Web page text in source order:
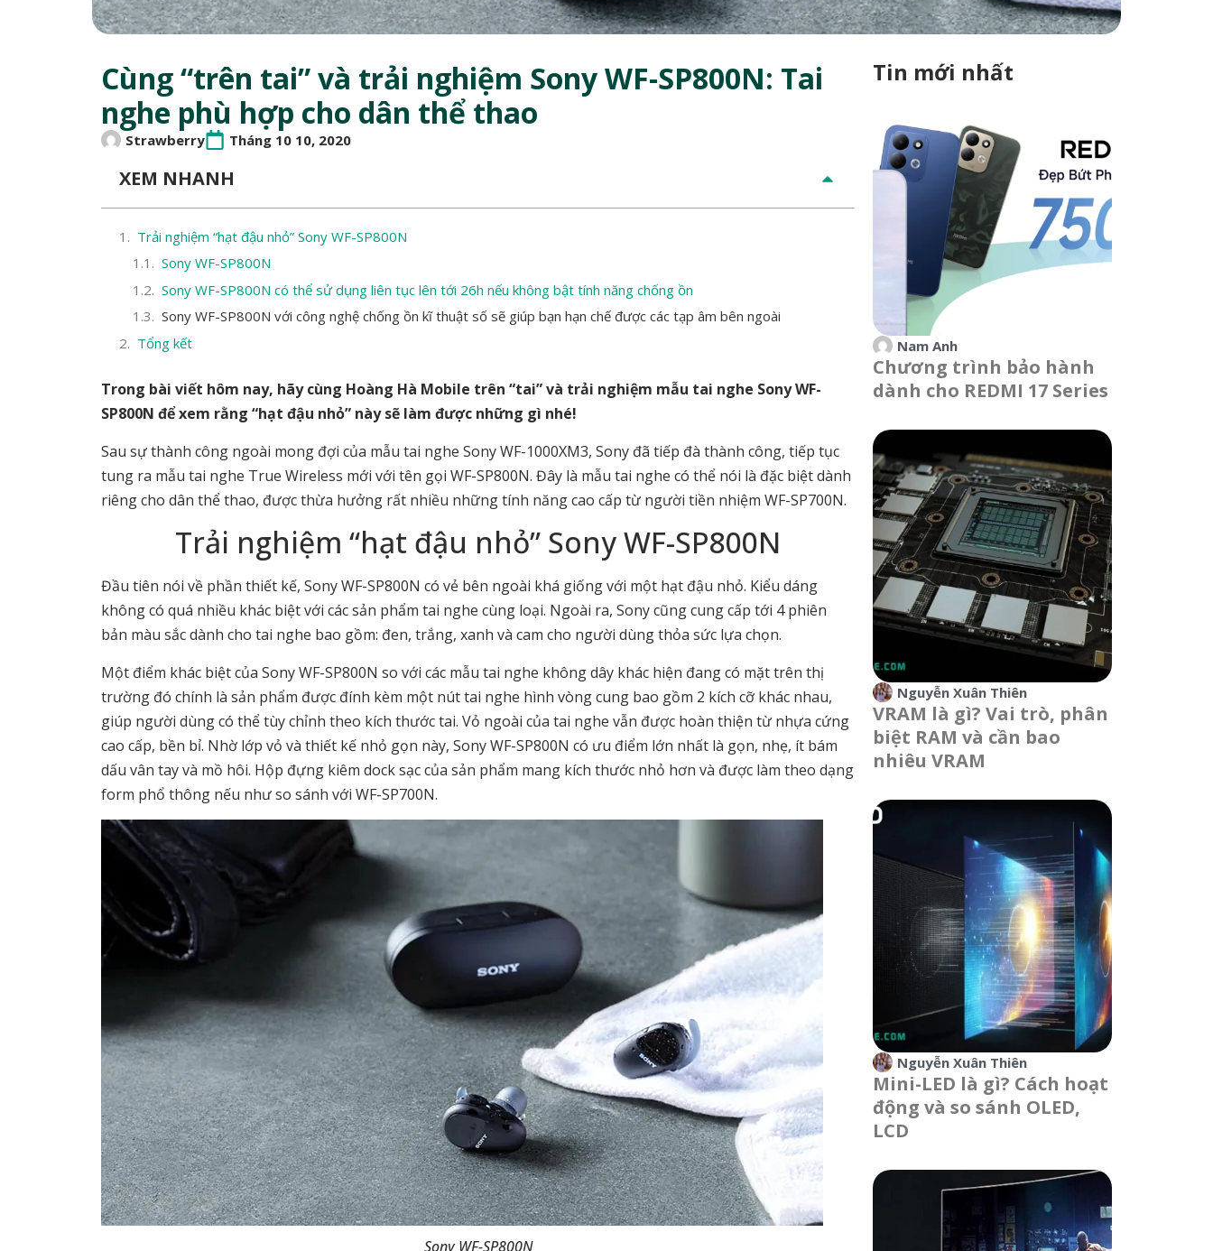
Cùng “trên tai” và trải nghiệm Sony WF-SP800N: Tai
nghe phù hợp cho dân thể thao
Strawberry Tháng 10 10, 2020
XEM NHANH
Trải nghiệm “hạt đậu nhỏ” Sony WF-SP800N
Sony WF-SP800N
Sony WF-SP800N có thể sử dụng liên tục lên tới 26h nếu không bật tính năng chống ồn
Sony WF-SP800N với công nghệ chống ồn kĩ thuật số sẽ giúp bạn hạn chế được các tạp âm bên ngoài
Tổng kết
Trong bài viết hôm nay, hãy cùng Hoàng Hà Mobile trên “tai” và trải nghiệm mẫu tai nghe Sony WF-
SP800N để xem rằng “hạt đậu nhỏ” này sẽ làm được những gì nhé!
Sau sự thành công ngoài mong đợi của mẫu tai nghe Sony WF-1000XM3, Sony đã tiếp đà thành công, tiếp tục
tung ra mẫu tai nghe True Wireless mới với tên gọi WF-SP800N. Đây là mẫu tai nghe có thể nói là đặc biệt dành
riêng cho dân thể thao, được thừa hưởng rất nhiều những tính năng cao cấp từ người tiền nhiệm WF-SP700N.
Trải nghiệm “hạt đậu nhỏ” Sony WF-SP800N
Đầu tiên nói về phần thiết kế, Sony WF-SP800N có vẻ bên ngoài khá giống với một hạt đậu nhỏ. Kiểu dáng
không có quá nhiều khác biệt với các sản phẩm tai nghe cùng loại. Ngoài ra, Sony cũng cung cấp tới 4 phiên
bản màu sắc dành cho tai nghe bao gồm: đen, trắng, xanh và cam cho người dùng thỏa sức lựa chọn.
Một điểm khác biệt của Sony WF-SP800N so với các mẫu tai nghe không dây khác hiện đang có mặt trên thị
trường đó chính là sản phẩm được đính kèm một nút tai nghe hình vòng cung bao gồm 2 kích cỡ khác nhau,
giúp người dùng có thể tùy chỉnh theo kích thước tai. Vỏ ngoài của tai nghe vẫn được hoàn thiện từ nhựa cứng
cao cấp, bền bỉ. Nhờ lớp vỏ và thiết kế nhỏ gọn này, Sony WF-SP800N có ưu điểm lớn nhất là gọn, nhẹ, ít bám
dấu vân tay và mồ hôi. Hộp đựng kiêm dock sạc của sản phẩm mang kích thước nhỏ hơn và được làm theo dạng
form phổ thông nếu như so sánh với WF-SP700N.
Sony WF-SP800N
Tin mới nhất
Nam Anh
Chương trình bảo hành
dành cho REDMI 17 Series
Nguyễn Xuân Thiên
VRAM là gì? Vai trò, phân
biệt RAM và cần bao
nhiêu VRAM
Nguyễn Xuân Thiên
Mini-LED là gì? Cách hoạt
động và so sánh OLED,
LCD